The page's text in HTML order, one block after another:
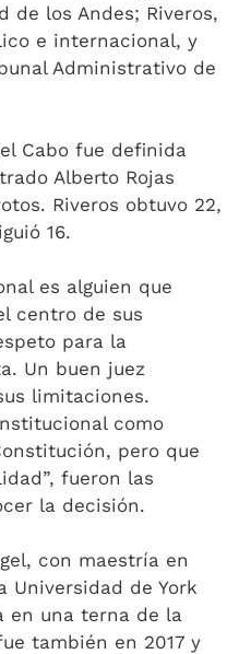
de los Andes; Riveros,
e internacional, y
Administrativo de
Cabo fue definida
Alberto Rojas
Riveros obtuvo 22,
16.
es alguien que
centro de sus
para la
Un buen juez
limitaciones.
como
pero que
fueron las
la decisión.
con maestría en
Universidad de York
en una terna de la
también en 2017 y